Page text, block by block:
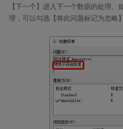
【下一个】进入下一个数据的处理。
理，可以勾选【将此问题标记为忽略